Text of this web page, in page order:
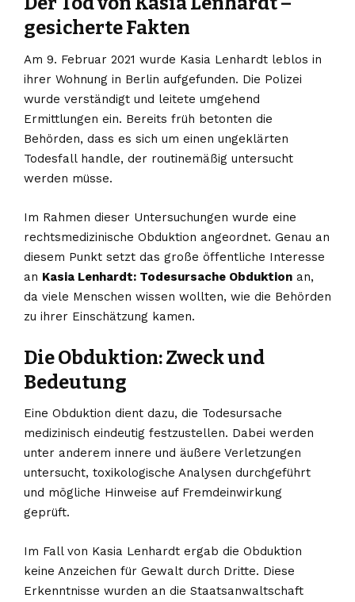
gesicherte Fakten
Am 9. Februar 2021 wurde Kasia Lenhardt leblos in
ihrer Wohnung in Berlin aufgefunden. Die Polizei
wurde verständigt und leitete umgehend
Ermittlungen ein. Bereits früh betonten die
Behörden, dass es sich um einen ungeklärten
Todesfall handle, der routinemäßig untersucht
werden müsse.
Im Rahmen dieser Untersuchungen wurde eine
rechtsmedizinische Obduktion angeordnet. Genau an
diesem Punkt setzt das große öffentliche Interesse
an Kasia Lenhardt: Todesursache Obduktion an,
da viele Menschen wissen wollten, wie die Behörden
zu ihrer Einschätzung kamen.
Die Obduktion: Zweck und
Bedeutung
Eine Obduktion dient dazu, die Todesursache
medizinisch eindeutig festzustellen. Dabei werden
unter anderem innere und äußere Verletzungen
untersucht, toxikologische Analysen durchgeführt
und mögliche Hinweise auf Fremdeinwirkung
geprüft.
Im Fall von Kasia Lenhardt ergab die Obduktion
keine Anzeichen für Gewalt durch Dritte. Diese
Erkenntnisse wurden an die Staatsanwaltschaft